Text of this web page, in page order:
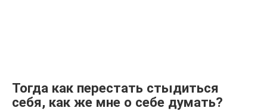
Тогда как перестать стыдиться
себя, как же мне о себе думать?